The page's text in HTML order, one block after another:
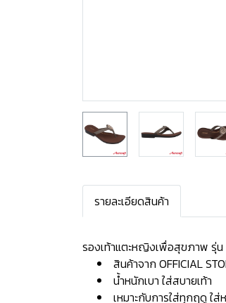
รายละเอียดสินค้า
รองเท้าแตะหญิงเพื่อสุขภาพ รุ่
สินค้าจาก OFFICIAL
น้ำหนักเบา ใส่สบายเท้า
เหมาะกับการใส่ทุกฤดู ใ